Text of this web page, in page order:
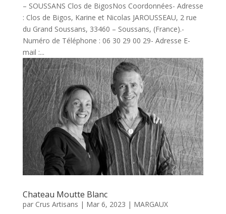
– SOUSSANS Clos de BigosNos Coordonnées- Adresse
: Clos de Bigos, Karine et Nicolas JAROUSSEAU, 2 rue
du Grand Soussans, 33460 – Soussans, (France).-
Numéro de Téléphone : 06 30 29 00 29- Adresse E-
mail :...
Chateau Moutte Blanc
par Crus Artisans | Mar 6, 2023 | MARGAUX